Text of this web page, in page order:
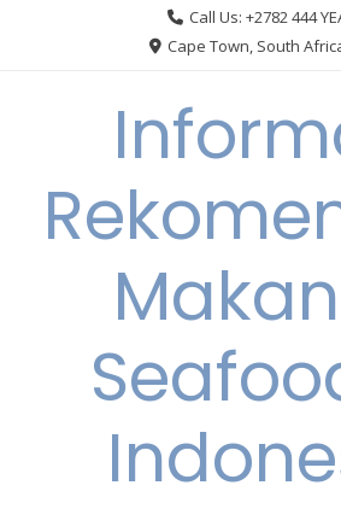
Call Us: +2782 444
Cape Town, South